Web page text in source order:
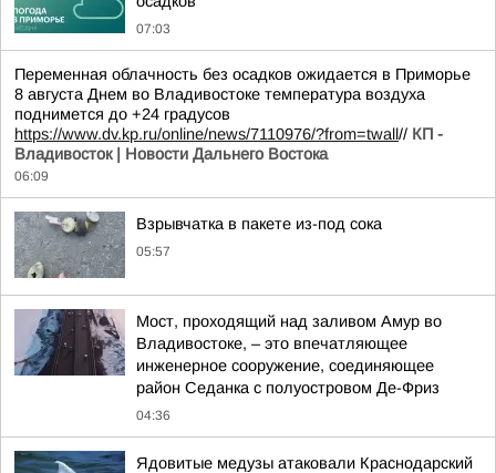
07:03
Переменная облачность без осадков ожидается в Приморье
8 августа Днем во Владивостоке температура воздуха
поднимется до +24 градусов
https://www.dv.kp.ru/online/news/7110976/?from=twall// КП -
Владивосток | Новости Дальнего Востока
06:09
Взрывчатка в пакете из-под сока
05:57
Мост, проходящий над заливом Амур во
Владивостоке, – это впечатляющее
инженерное сооружение, соединяющее
район Седанка с полуостровом Де-Фриз
04:36
Ядовитые медузы атаковали Краснодарский